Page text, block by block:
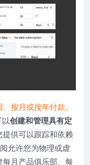
按月或按年付款。
创建和管理具有定
供可以跟踪和依赖
允许您为物理或虚
月产品俱乐部、每